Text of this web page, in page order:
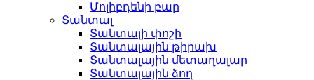
Մոլիբդենի բար
Տանտալ
Տանտալի փոշի
Տանտալային թիրախ
Տանտալային մետաղալար
Տանտալային ձող